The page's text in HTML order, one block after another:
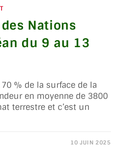
Nations
du 9 au 13
% de la surface de la
en moyenne de 3800
terrestre et c’est un
10 JUIN 2025